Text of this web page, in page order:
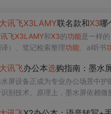
讯飞X3LAMY联名款和X3哪
飞X3LAMY和X3的功能是一样
）、笔记检索整理功能、ai听书
框，肤感拓印背板，而X3 是普
讯飞办公本选购指南：墨水
屏设备正成为专业办公场景中
别技术。原理上，墨水屏依赖